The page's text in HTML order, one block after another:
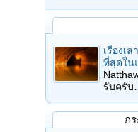
เรื่องเ
ที่สุดใน
รับครับ
ก